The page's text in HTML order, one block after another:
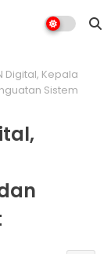
Digital, Kepala
Sistem